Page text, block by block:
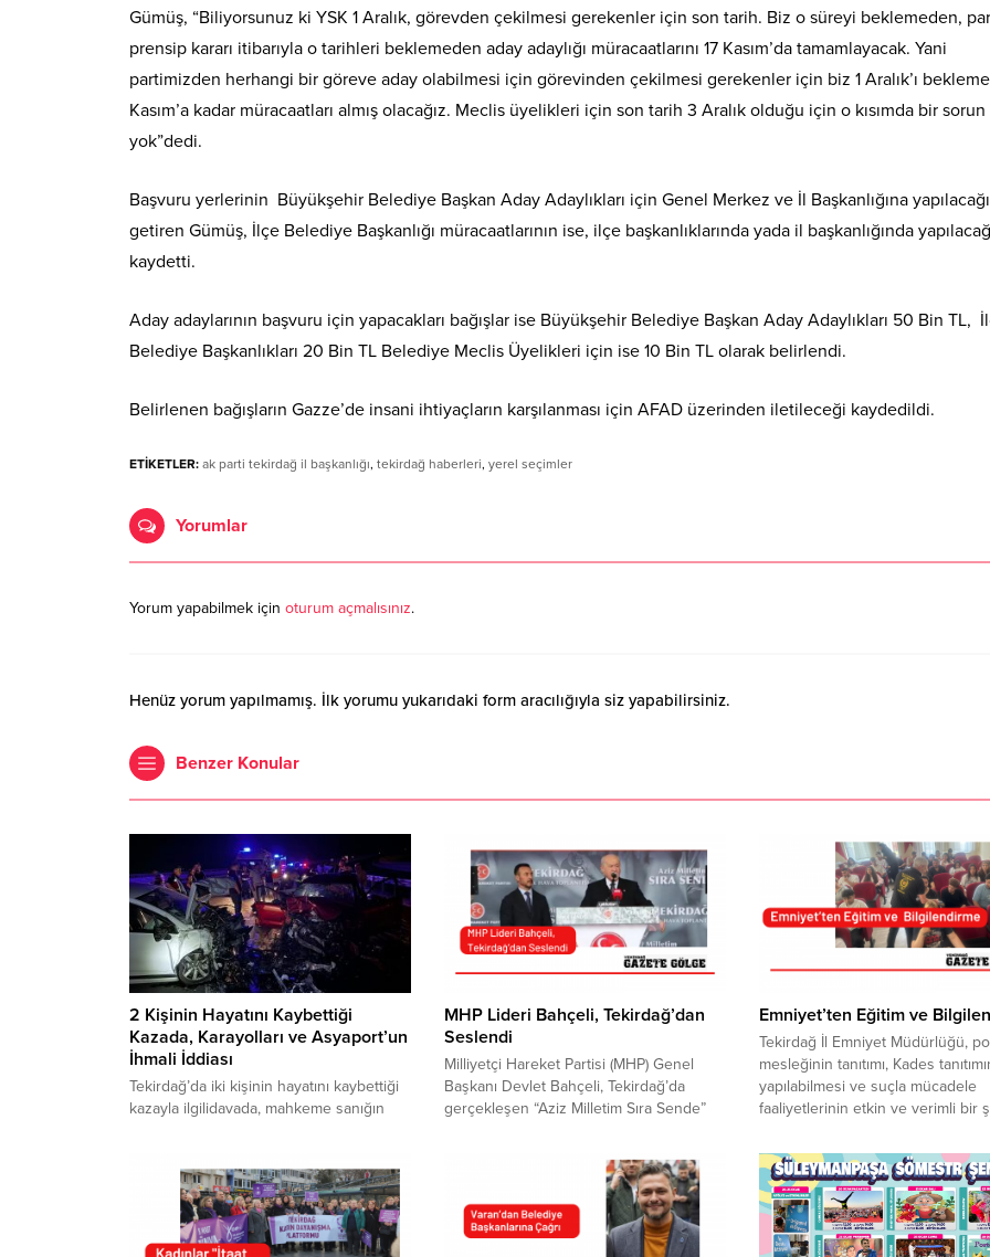
Gümüş, “Biliyorsunuz ki YSK 1 Aralık, görevden çekilmesi gerekenler için son tarih. Biz o süreyi beklemeden,
prensip kararı itibarıyla o tarihleri beklemeden aday adaylığı müracaatlarını 17 Kasım’da tamamlayacak. Yani
partimizden herhangi bir göreve aday olabilmesi için görevinden çekilmesi gerekenler için biz 1 Aralık’ı
Kasım’a kadar müracaatları almış olacağız. Meclis üyelikleri için son tarih 3 Aralık olduğu için o kısımda bir sorun
yok”dedi.
Başvuru yerlerinin Büyükşehir Belediye Başkan Aday Adaylıkları için Genel Merkez ve İl Başkanlığına
getiren Gümüş, İlçe Belediye Başkanlığı müracaatlarının ise, ilçe başkanlıklarında yada il başkanlığında
kaydetti.
Aday adaylarının başvuru için yapacakları bağışlar ise Büyükşehir Belediye Başkan Aday Adaylıkları 50 Bin TL,
Belediye Başkanlıkları 20 Bin TL Belediye Meclis Üyelikleri için ise 10 Bin TL olarak belirlendi.
Belirlenen bağışların Gazze’de insani ihtiyaçların karşılanması için AFAD üzerinden iletileceği kaydedildi.
ETİKETLER: ak parti tekirdağ il başkanlığı, tekirdağ haberleri, yerel seçimler
Yorumlar
Yorum yapabilmek için oturum açmalısınız.
Henüz yorum yapılmamış. İlk yorumu yukarıdaki form aracılığıyla siz yapabilirsiniz.
Benzer Konular
2 Kişinin Hayatını Kaybettiği
Kazada, Karayolları ve Asyaport’un
İhmali İddiası
Tekirdağ’da iki kişinin hayatını kaybettiği
kazayla ilgilidavada, mahkeme sanığın
Karayolları ile ilgili başlatılansoruşturma
hakkında ve Asyaport Limanı’nın ihmali ile
ilgilisoruşturma olup olmadığına ilişkin
bilgi talep etti. 1 Temmuz 2024’te
MHP Lideri Bahçeli, Tekirdağ’dan
Seslendi
Milliyetçi Hareket Partisi (MHP) Genel
Başkanı Devlet Bahçeli, Tekirdağ’da
gerçekleşen “Aziz Milletim Sıra Sende”
Milletvekilleri Mustafa Yel, Çiğdem
Koncagül, Tekirdağ ilçelerinden ve çevre
illerden gelen partililerin yer aldığı
mitingte, Bahçeli’nin hedefinde altılı masa
Emniyet’ten Eğitim ve
Tekirdağ İl Emniyet Müdürlüğü,
mesleğinin tanıtımı, Kades
yapılabilmesi ve suçla mücadele
faaliyetlerinin etkin ve verimli bir
arttırılmasına yönelik faaliyetler
gerçekleştirdi.Özel Harekat, Trafik
Denetleme, Asayiş Yunus
Güvenlik ve Toplum Destekli
Şube Müdürlüğü görevlileri